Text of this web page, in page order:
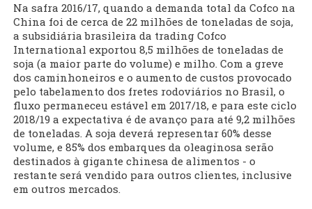
Na safra 2016/17, quando a demanda total da Cofco na
China foi de cerca de 22 milhões de toneladas de soja,
a subsidiária brasileira da trading Cofco
International exportou 8,5 milhões de toneladas de
soja (a maior parte do volume) e milho. Com a greve
dos caminhoneiros e o aumento de custos provocado
pelo tabelamento dos fretes rodoviários no Brasil, o
fluxo permaneceu estável em 2017/18, e para este ciclo
2018/19 a expectativa é de avanço para até 9,2 milhões
de toneladas. A soja deverá representar 60% desse
volume, e 85% dos embarques da oleaginosa serão
destinados à gigante chinesa de alimentos - o
restante será vendido para outros clientes, inclusive
em outros mercados.